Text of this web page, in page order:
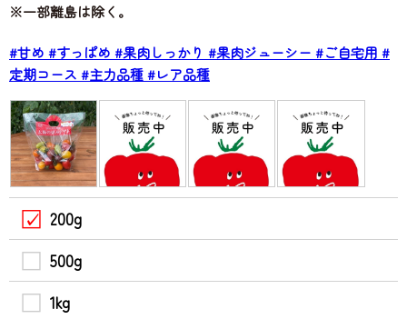
※一部離島は除く。
#甘め #すっぱめ #果肉しっかり #果肉ジューシー #ご自宅用 #
定期コース #主力品種#レア品種
200g
500g
1kg